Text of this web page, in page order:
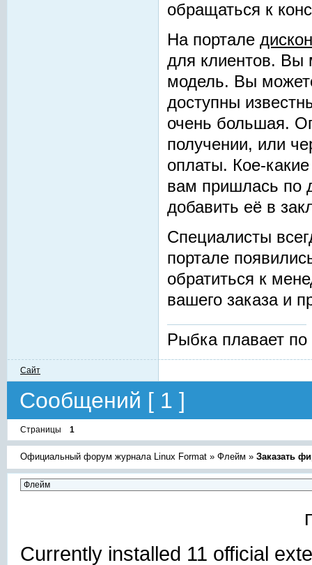
обращаться к
На портале
для клиентов. Вы
модель. Вы
доступны
очень большая.
получении, или
оплаты. Кое-
вам пришлась по
добавить её в
Специалисты
портале
обратиться к
вашего заказа и
Рыбка плавает
Сайт
Сообщений [ 1 ]
Страницы 1
Официальный форум журнала Linux Format »Флейм »Заказать
Currently installed 11 official